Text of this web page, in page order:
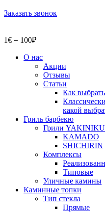
Заказать звонок
1€ = 100₽
О нас
Акции
Отзывы
Статьи
Как
какой
Гриль барбекю
Грили YAKINIKU
KAMADO
SHICHIRIN
Комплексы
Типовые
Уличные камины
Каминные топки
Тип стекла
Прямые